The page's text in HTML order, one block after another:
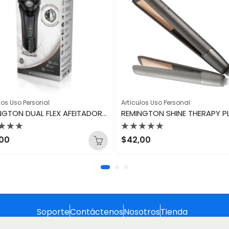
Uso Personal
REMINGTON DUAL FLEX AFEITADORA ROTATIVA PARA CARA R4STYLE REM-R4011
Artículos Uso Personal
Valorado
con
$42,00
SoporteContáctenosNosotrosTienda